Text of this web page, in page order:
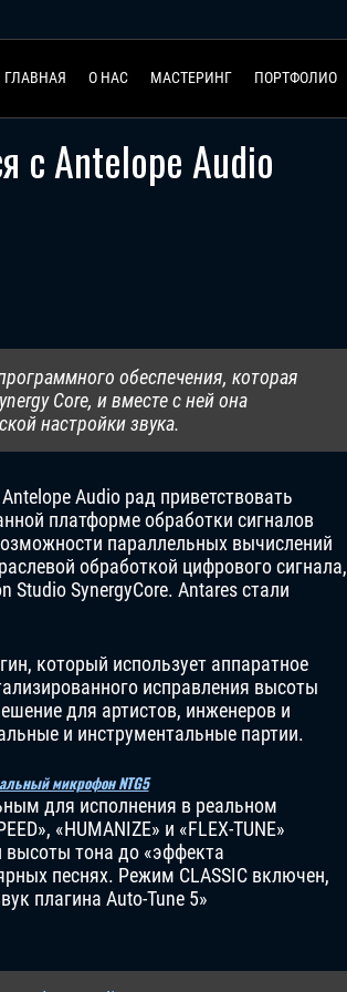
ГЛАВНАЯ О НАС МАСТЕРИНГ ПОРТФОЛИО
с Antelope Audio
обеспечения, которая
Core, и вместе с ней она
настройки звука.
Audio рад приветствовать
платформе обработки сигналов
параллельных вычислений
обработкой цифрового сигнала,
Studio SynergyCore. Antares стали
который использует аппаратное
исправления высоты
для артистов, инженеров и
и инструментальные партии.
микрофон NTG5
для исполнения в реальном
«HUMANIZE» и «FLEX-TUNE»
высоты тона до «эффекта
песнях. Режим CLASSIC включен,
плагина Auto-Tune 5»